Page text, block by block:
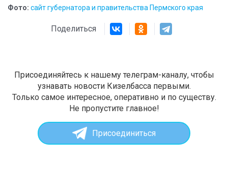
Фото: сайт губернатора и правительства Пермского края
Поделиться
Присоединяйтесь к нашему телеграм-каналу, чтобы
узнавать новости Кизелбасса первыми.
Только самое интересное, оперативно и по существу.
Не пропустите главное!
Присоединиться